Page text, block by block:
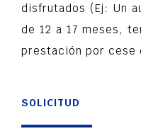
disfrutados (Ej: Un
de 12 a 17 meses,
prestación por cese
SOLICITUD